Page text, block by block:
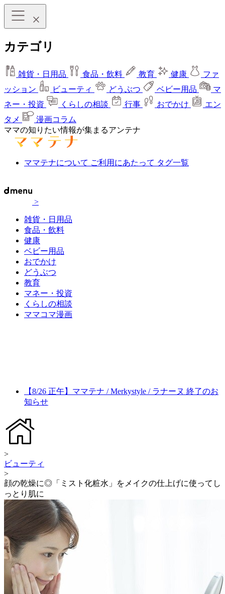
カテゴリ
雑貨・日用品 食品・飲料 教育 健康
ファ
ッション
ビューティ どうぶつ ベビー用品
マ
ネー・投資
くらしの相談 行事 おでかけ
エン
タメ
漫画コラム
ママの知りたい情報が集まるアンテナ
ママテナについて ご利用にあたって タグ一覧
>
雑貨・日用品
食品・飲料
健康
ベビー用品
おでかけ
どうぶつ
教育
マネー・投資
くらしの相談
ママコマ漫画
【8/26 正午】ママテナ / Merkystyle / ラナーヌ 終了のお
知らせ
>
ビューティ
>
顔の乾燥に◎「ミスト化粧水」をメイクの仕上げに使ってし
っとり肌に